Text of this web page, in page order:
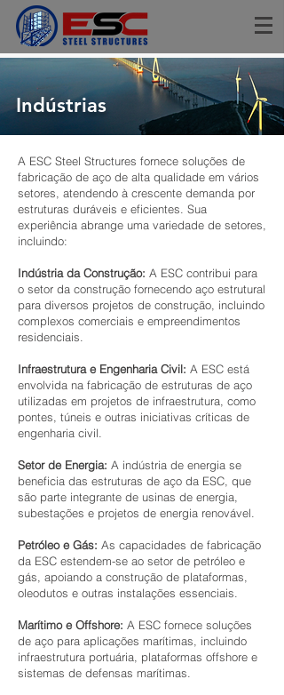
Indústrias
A ESC Steel Structures fornece soluções de
fabricação de aço de alta qualidade em vários
setores, atendendo à crescente demanda por
estruturas duráveis e eficientes. Sua
experiência abrange uma variedade de setores,
incluindo:
Indústria da Construção: A ESC contribui para
o setor da construção fornecendo aço estrutural
para diversos projetos de construção, incluindo
complexos comerciais e empreendimentos
residenciais.
Infraestrutura e Engenharia Civil: A ESC está
envolvida na fabricação de estruturas de aço
utilizadas em projetos de infraestrutura, como
pontes, túneis e outras iniciativas críticas de
engenharia civil.
Setor de Energia: A indústria de energia se
beneficia das estruturas de aço da ESC, que
são parte integrante de usinas de energia,
subestações e projetos de energia renovável.
Petróleo e Gás: As capacidades de fabricação
da ESC estendem-se ao setor de petróleo e
gás, apoiando a construção de plataformas,
oleodutos e outras instalações essenciais.
Marítimo e Offshore: A ESC fornece soluções
de aço para aplicações marítimas, incluindo
infraestrutura portuária, plataformas offshore e
sistemas de defensas marítimas.